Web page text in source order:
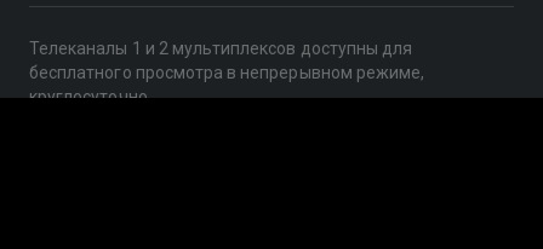
Телеканалы 1 и 2 мультиплексов доступны для
бесплатного просмотра в непрерывном режиме,
круглосуточно.